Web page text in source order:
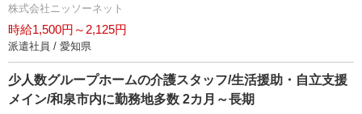
株式会社ニッソーネット
時給1,500円～2,125円
派遣社員 / 愛知県
少人数グループホームの介護スタッフ/生活援助・自立支援
メイン/和泉市内に勤務地多数 2カ月～長期